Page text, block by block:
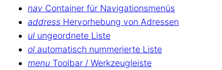
nav Container für Navigationsmenüs
address Hervorhebung von Adressen
ul ungeordnete Liste
ol automatisch nummerierte Liste
menu Toolbar / Werkzeugleiste